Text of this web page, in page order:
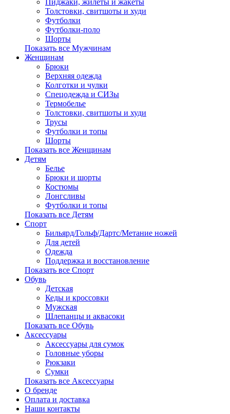
Пиджаки, жилеты и жакеты
Толстовки, свитшоты и худи
Футболки
Футболки-поло
Шорты
Показать все Мужчинам
Женщинам
Брюки
Верхняя одежда
Колготки и чулки
Спецодежда и СИЗы
Термобелье
Толстовки, свитшоты и худи
Трусы
Футболки и топы
Шорты
Показать все Женщинам
Детям
Белье
Брюки и шорты
Костюмы
Лонгсливы
Футболки и топы
Показать все Детям
Спорт
Бильярд/Гольф/Дартс/Метание ножей
Для детей
Одежда
Поддержка и восстановление
Показать все Спорт
Обувь
Детская
Кеды и кроссовки
Мужская
Шлепанцы и аквасоки
Показать все Обувь
Аксессуары
Аксессуары для сумок
Головные уборы
Рюкзаки
Сумки
Показать все Аксессуары
О бренде
Оплата и доставка
Наши контакты